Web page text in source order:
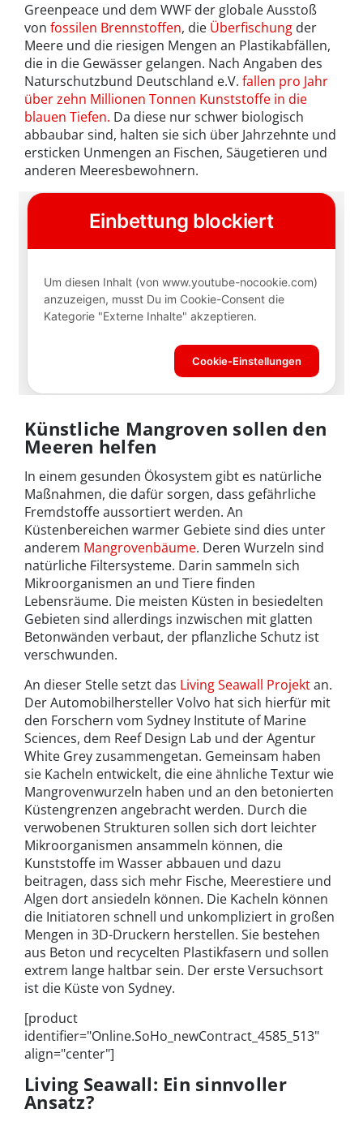
Greenpeace und dem WWF der globale Ausstoß
von fossilen Brennstoffen, die Überfischung der
Meere und die riesigen Mengen an Plastikabfällen,
die in die Gewässer gelangen. Nach Angaben des
Naturschutzbund Deutschland e.V. fallen pro Jahr
über zehn Millionen Tonnen Kunststoffe in die
blauen Tiefen. Da diese nur schwer biologisch
abbaubar sind, halten sie sich über Jahrzehnte und
ersticken Unmengen an Fischen, Säugetieren und
anderen Meeresbewohnern.
Künstliche Mangroven sollen den
Meeren helfen
In einem gesunden Ökosystem gibt es natürliche
Maßnahmen, die dafür sorgen, dass gefährliche
Fremdstoffe aussortiert werden. An
Küstenbereichen warmer Gebiete sind dies unter
anderem Mangrovenbäume. Deren Wurzeln sind
natürliche Filtersysteme. Darin sammeln sich
Mikroorganismen an und Tiere finden
Lebensräume. Die meisten Küsten in besiedelten
Gebieten sind allerdings inzwischen mit glatten
Betonwänden verbaut, der pflanzliche Schutz ist
verschwunden.
An dieser Stelle setzt das Living Seawall Projektan.
Der Automobilhersteller Volvo hat sich hierfür mit
den Forschern vom Sydney Institute of Marine
Sciences, dem Reef Design Lab und der Agentur
White Grey zusammengetan. Gemeinsam haben
sie Kacheln entwickelt, die eine ähnliche Textur wie
Mangrovenwurzeln haben und an den betonierten
Küstengrenzen angebracht werden. Durch die
verwobenen Strukturen sollen sich dort leichter
Mikroorganismen ansammeln können, die
Kunststoffe im Wasser abbauen und dazu
beitragen, dass sich mehr Fische, Meerestiere und
Algen dort ansiedeln können. Die Kacheln können
die Initiatoren schnell und unkompliziert in großen
Mengen in 3D-Druckern herstellen. Sie bestehen
aus Beton und recycelten Plastikfasern und sollen
extrem lange haltbar sein. Der erste Versuchsort
ist die Küste von Sydney.
[product
identifier="Online.SoHo_newContract_4585_513"
align="center"]
Living Seawall: Ein sinnvoller
Ansatz?